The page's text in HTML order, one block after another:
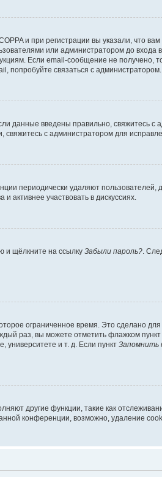
и при регистрации вы указали, что
или администратором до входа
Если email-сообщение не получено,
попробуйте связаться с администратором.
данные введены правильно, свяжитесь с
с администратором для
периодически удаляют пользователей,
активнее участвовать в дискуссиях.
и щёлкните на ссылку Забыли пароль?.
ограниченное время. Это сделано для
раз, вы можете отметить флажком пункт
и т. д. Если пункт Запомнить
другие функции, такие как
конференции, возможно, удаление